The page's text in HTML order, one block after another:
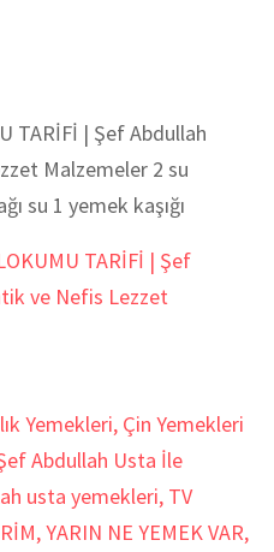
TARİFİ | Şef Abdullah
Malzemeler 2 su
su 1 yemek kaşığı
TARİFİ | Şef
ve Nefis Lezzet
Yemekleri, Çin Yemekleri
Abdullah Usta İle
usta yemekleri, TV
,YARIN NE YEMEK VAR,